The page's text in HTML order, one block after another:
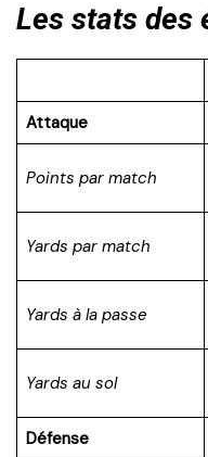
Les stats des
Attaque
Points par match
Yards par match
Yards à la passe
Yards au sol
Défense